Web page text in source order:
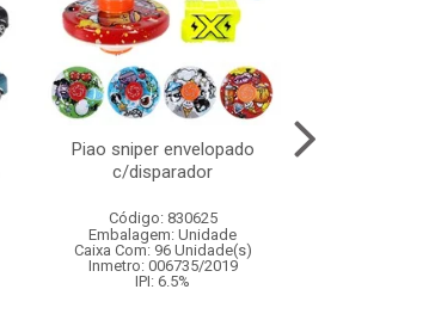
Piao sniper envelopado
c/disparador
Código: 830625
Embalagem: Unidade
Caixa Com: 96 Unidade(s)
Inmetro: 006735/2019
IPI: 6.5%